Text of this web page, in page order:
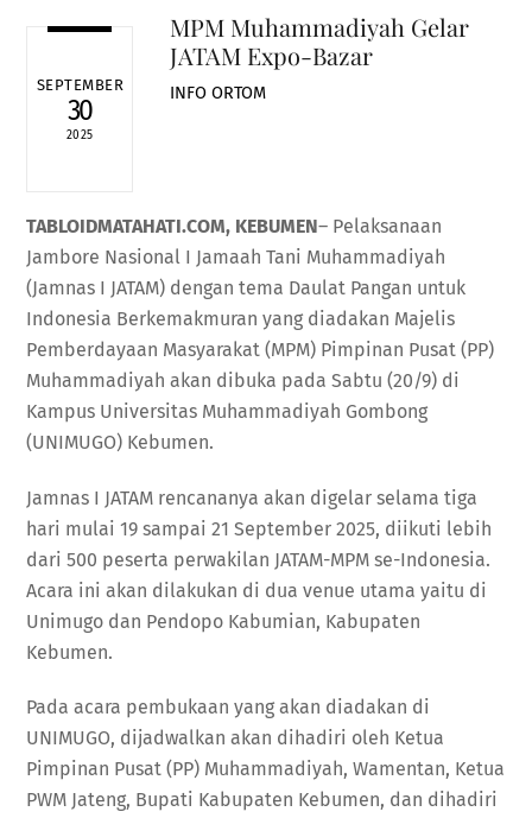
SEPTEMBER
30
2025
MPM Muhammadiyah Gelar
JATAM Expo-Bazar
INFO ORTOM
TABLOIDMATAHATI.COM, KEBUMEN– Pelaksanaan
Jambore Nasional I Jamaah Tani Muhammadiyah
(Jamnas I JATAM) dengan tema Daulat Pangan untuk
Indonesia Berkemakmuran yang diadakan Majelis
Pemberdayaan Masyarakat (MPM) Pimpinan Pusat (PP)
Muhammadiyah akan dibuka pada Sabtu (20/9) di
Kampus Universitas Muhammadiyah Gombong
(UNIMUGO) Kebumen.
Jamnas I JATAM rencananya akan digelar selama tiga
hari mulai 19 sampai 21 September 2025, diikuti lebih
dari 500 peserta perwakilan JATAM-MPM se-Indonesia.
Acara ini akan dilakukan di dua venue utama yaitu di
Unimugo dan Pendopo Kabumian, Kabupaten
Kebumen.
Pada acara pembukaan yang akan diadakan di
UNIMUGO, dijadwalkan akan dihadiri oleh Ketua
Pimpinan Pusat (PP) Muhammadiyah, Wamentan, Ketua
PWM Jateng, Bupati Kabupaten Kebumen, dan dihadiri